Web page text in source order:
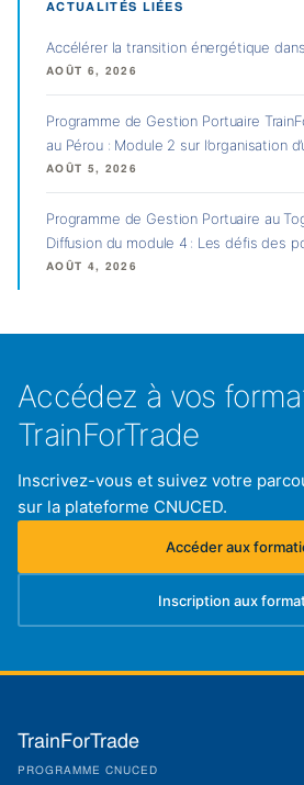
ACTUALITÉS LIÉES
Accélérer la transition énergétique
AOÛT 6, 2026
Programme de Gestion Portuaire
au Pérou : Module 2 sur l’organisation
AOÛT 5, 2026
Programme de Gestion Portuaire au
Diffusion du module 4 : Les défis des
AOÛT 4, 2026
Accédez à vos
TrainForTrade
Inscrivez-vous et suivez votre
sur la plateforme CNUCED.
Accéder aux
(s'ouvre
Inscription aux
(s'ouvre
TrainForTrade
PROGRAMME CNUCED